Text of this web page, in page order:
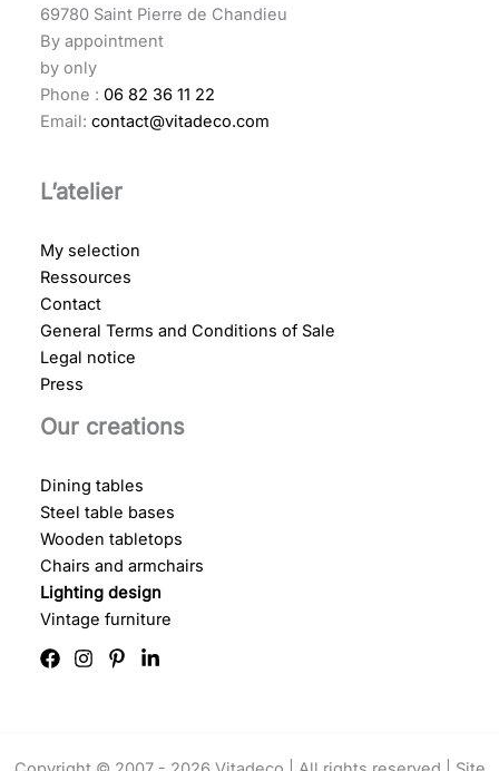
69780 Saint Pierre de Chandieu
By appointment
by only
Phone : 06 82 36 11 22
Email: contact@vitadeco.com
L’atelier
My selection
Ressources
Contact
General Terms and Conditions of Sale
Legal notice
Press
Our creations
Dining tables
Steel table bases
Wooden tabletops
Chairs and armchairs
Lighting design
Vintage furniture